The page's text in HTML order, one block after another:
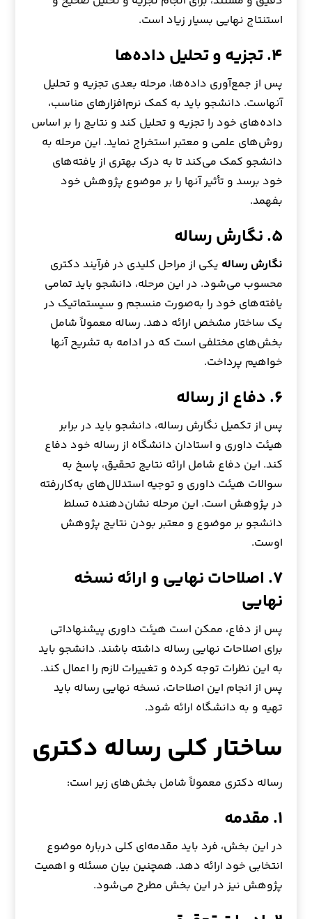
استنتاج نهایی بسیار زیاد است.
۴. تجزیه و تحلیل داده‌ها
پس از جمع‌آوری داده‌ها، مرحله بعدی تجزیه و تحلیل
آنهاست. دانشجو باید به کمک نرم‌افزارهای مناسب،
داده‌های خود را تجزیه و تحلیل کند و نتایج را بر اساس
روش‌های علمی و معتبر استخراج نماید. این مرحله به
دانشجو کمک می‌کند تا به درک بهتری از یافته‌های
خود برسد و تأثیر آنها را بر موضوع پژوهش خود
بفهمد.
۵. نگارش رساله
نگارش رساله یکی از مراحل کلیدی در فرآیند دکتری
محسوب می‌شود. در این مرحله، دانشجو باید تمامی
یافته‌های خود را به‌صورت منسجم و سیستماتیک در
یک ساختار مشخص ارائه دهد. رساله معمولاً شامل
بخش‌های مختلفی است که در ادامه به تشریح آنها
خواهیم پرداخت.
۶. دفاع از رساله
پس از تکمیل نگارش رساله، دانشجو باید در برابر
هیئت داوری و استادان دانشگاه از رساله خود دفاع
کند. این دفاع شامل ارائه نتایج تحقیق، پاسخ به
سوالات هیئت داوری و توجیه استدلال‌های به‌کاررفته
در پژوهش است. این مرحله نشان‌دهنده تسلط
دانشجو بر موضوع و معتبر بودن نتایج پژوهش
اوست.
۷. اصلاحات نهایی و ارائه نسخه
نهایی
پس از دفاع، ممکن است هیئت داوری پیشنهاداتی
برای اصلاحات نهایی رساله داشته باشند. دانشجو باید
به این نظرات توجه کرده و تغییرات لازم را اعمال کند.
پس از انجام این اصلاحات، نسخه نهایی رساله باید
تهیه و به دانشگاه ارائه شود.
ساختار کلی رساله دکتری
رساله دکتری معمولاً شامل بخش‌های زیر است:
۱. مقدمه
در این بخش، فرد باید مقدمه‌ای کلی درباره موضوع
انتخابی خود ارائه دهد. همچنین بیان مسئله و اهمیت
پژوهش نیز در این بخش مطرح می‌شود.